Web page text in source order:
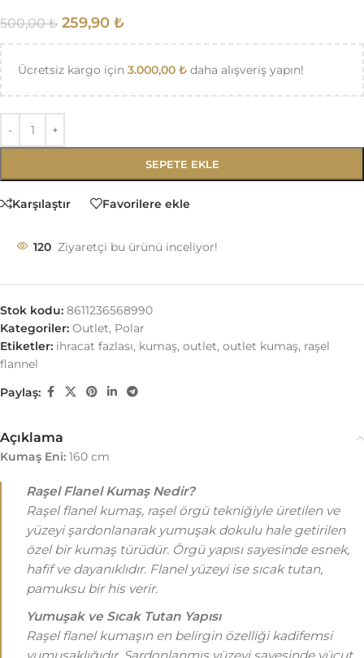
500,00₺ 259,90 ₺
Ücretsiz kargo için 3.000,00 ₺ daha alışveriş yapın!
SEPETE EKLE
Karşılaştır Favorilere ekle
120 Ziyaretçi bu ürünü inceliyor!
Stok kodu: 8611236568990
Kategoriler: Outlet, Polar
Etiketler: ihracat fazlası, kumaş, outlet, outlet kumaş, raşel
flannel
Paylaş:
Açıklama
Kumaş Eni: 160 cm
Raşel Flanel Kumaş Nedir?
Raşel flanel kumaş, raşel örgü tekniğiyle üretilen ve
yüzeyi şardonlanarak yumuşak dokulu hale getirilen
özel bir kumaş türüdür. Örgü yapısı sayesinde esnek,
hafif ve dayanıklıdır. Flanel yüzeyi ise sıcak tutan,
pamuksu bir his verir.
Yumuşak ve Sıcak Tutan Yapısı
Raşel flanel kumaşın en belirgin özelliği kadifemsi